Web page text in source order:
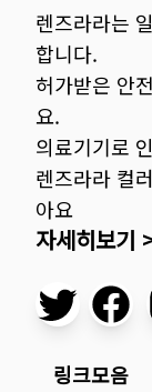
렌즈라라는
합니다.
허가받은 안
요.
의료기기로
렌즈라라 컬
아요
자세히보기
링크모음